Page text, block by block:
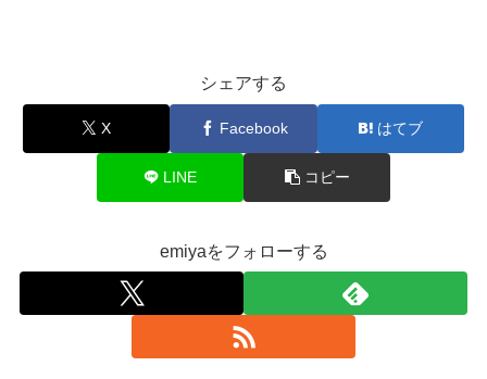
シェアする
X Facebook はてブ
LINE コピー
emiyaをフォローする